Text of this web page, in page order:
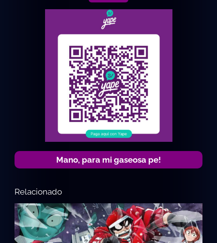
Mano, para mi gaseosa pe!
Relacionado